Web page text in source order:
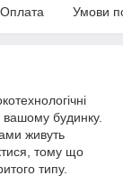
Оплата Умови
вашому будинку.
живуть
тому що
типу.